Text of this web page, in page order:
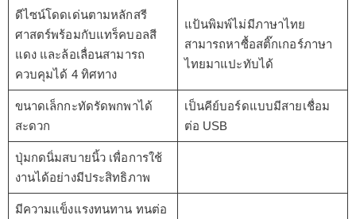
ดีไซน์โดดเด่นตามหลักสรี
ศาสตร์พร้อมกับแทร็คบอลสี
แดง และล้อเลื่อนสามารถ
ควบคุมได้ 4 ทิศทาง
แป้นพิมพ์ไม่มีภาษาไทย
สามารถหาซื้อสติ๊กเกอร์ภาษา
ไทยมาแปะทับได้
ขนาดเล็กกะทัดรัดพกพาได้
สะดวก
เป็นคีย์บอร์ดแบบมีสายเชื่อม
ต่อ USB
ปุ่มกดนิ่มสบายนิ้ว เพื่อการใช้
งานได้อย่างมีประสิทธิภาพ
มีความแข็งแรงทนทาน ทนต่อ